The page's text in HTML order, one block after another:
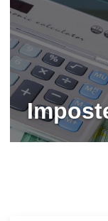
Imposte
e
informazioni